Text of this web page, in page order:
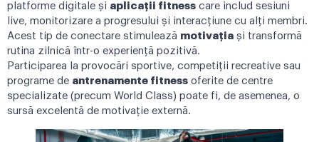
platforme digitale și aplicații fitness care includ sesiuni
live, monitorizare a progresului și interacțiune cu alți membri.
Acest tip de conectare stimulează motivația și transformă
rutina zilnică într-o experiență pozitivă.
Participarea la provocări sportive, competiții recreative sau
programe de antrenamente fitness oferite de centre
specializate (precum World Class) poate fi, de asemenea, o
sursă excelentă de motivație externă.